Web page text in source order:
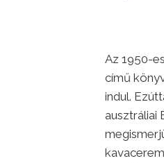
Az 1950-
című
indul.
ausztráliai